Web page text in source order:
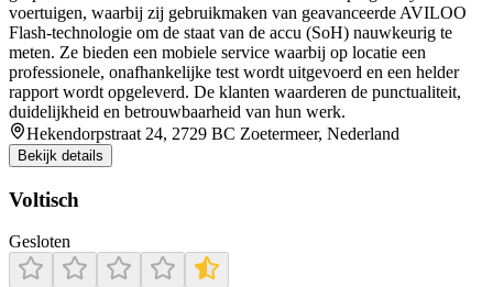
voertuigen, waarbij zij gebruikmaken van geavanceerde AVILOO
Flash‑technologie om de staat van de accu (SoH) nauwkeurig te
meten. Ze bieden een mobiele service waarbij op locatie een
professionele, onafhankelijke test wordt uitgevoerd en een helder
rapport wordt opgeleverd. De klanten waarderen de punctualiteit,
duidelijkheid en betrouwbaarheid van hun werk.
Hekendorpstraat 24, 2729 BC Zoetermeer, Nederland
Bekijk details
Voltisch
Gesloten